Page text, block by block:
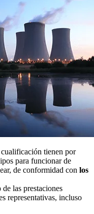
cualificación tienen por
para funcionar de
de conformidad con los
las prestaciones
representativas, incluso